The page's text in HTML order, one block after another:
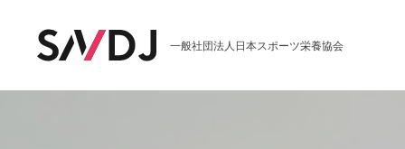
一般社団法人日本スポーツ栄養協会